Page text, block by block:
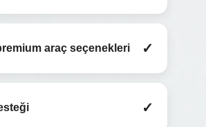
araç seçenekleri ✓
✓